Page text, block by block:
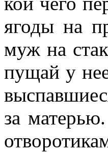
ягоды на
муж на
пущай у
за